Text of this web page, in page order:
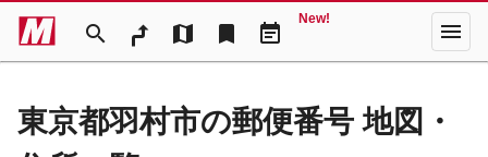
search map bookmark event_note
New! menu
東京都羽村市の郵便番号 地図・